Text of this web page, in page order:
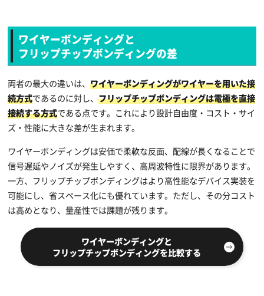
ワイヤーボンディングと
フリップチップボンディングの差
両者の最大の違いは、ワイヤーボンディングがワイヤーを用いた接
続方式であるのに対し、フリップチップボンディングは電極を直接
接続する方式である点です。これにより設計自由度・コスト・サイ
ズ・性能に大きな差が生まれます。
ワイヤーボンディングは安価で柔軟な反面、配線が長くなることで
信号遅延やノイズが発生しやすく、高周波特性に限界があります。
一方、フリップチップボンディングはより高性能なデバイス実装を
可能にし、省スペース化にも優れています。ただし、その分コスト
は高めとなり、量産性では課題が残ります。
ワイヤーボンディングと
フリップチップボンディングを比較する